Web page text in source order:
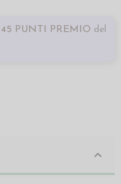
45 PUNTI PREMIO del